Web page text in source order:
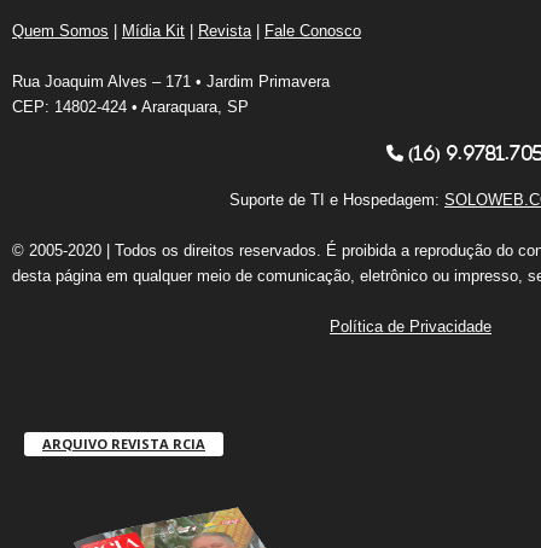
Quem Somos | Mídia Kit | Revista | Fale Conosco
Rua Joaquim Alves – 171 • Jardim Primavera
CEP: 14802-424 • Araraquara, SP
(16)
Suporte de TI e Hospedagem:
© 2005-2020 | Todos os direitos reservados. É proibida a reprodução do
desta página em qualquer meio de comunicação, eletrônico ou impresso,
Política de Privacidade
ARQUIVO REVISTA RCIA